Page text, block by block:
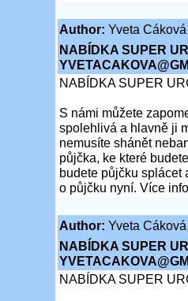
Author: Yveta Cáková
NABÍDKA SUPER
NABÍDKA SUPER
S námi můžete
spolehlivá a hlavně ji
nemusíte shánět
půjčka, ke které
budete půjčku splácet
o půjčku nyní. Více
Author: Yveta Cáková
NABÍDKA SUPER
NABÍDKA SUPER